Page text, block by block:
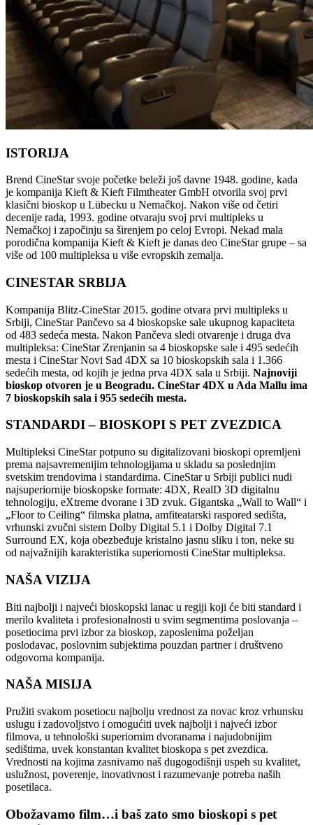
ISTORIJA
Brend CineStar svoje početke beleži još davne 1948. godine, kada
je kompanija Kieft & Kieft Filmtheater GmbH otvorila svoj prvi
klasični bioskop u Lübecku u Nemačkoj. Nakon više od četiri
decenije rada, 1993. godine otvaraju svoj prvi multipleks u
Nemačkoj i započinju sa širenjem po celoj Evropi. Nekad mala
porodična kompanija Kieft & Kieft je danas deo CineStar grupe – sa
više od 100 multipleksa u više evropskih zemalja.
CINESTAR SRBIJA
Kompanija Blitz-CineStar 2015. godine otvara prvi multipleks u
Srbiji, CineStar Pančevo sa 4 bioskopske sale ukupnog kapaciteta
od 483 sedeća mesta. Nakon Pančeva sledi otvarenje i druga dva
multipleksa: CineStar Zrenjanin sa 4 bioskopske sale i 495 sedećih
mesta i CineStar Novi Sad 4DX sa 10 bioskopskih sala i 1.366
sedećih mesta, od kojih je jedna prva 4DX sala u Srbiji. Najnoviji
bioskop otvoren je u Beogradu. CineStar 4DX u Ada Mallu ima
7 bioskopskih sala i 955 sedećih mesta.
STANDARDI – BIOSKOPI S PET ZVEZDICA
Multipleksi CineStar potpuno su digitalizovani bioskopi opremljeni
prema najsavremenijim tehnologijama u skladu sa poslednjim
svetskim trendovima i standardima. CineStar u Srbiji publici nudi
najsuperiornije bioskopske formate: 4DX, RealD 3D digitalnu
tehnologiju, eXtreme dvorane i 3D zvuk. Gigantska „Wall to Wall“ i
„Floor to Ceiling“ filmska platna, amfiteatarski raspored sedišta,
vrhunski zvučni sistem Dolby Digital 5.1 i Dolby Digital 7.1
Surround EX, koja obezbeđuje kristalno jasnu sliku i ton, neke su
od najvažnijih karakteristika superiornosti CineStar multipleksa.
NAŠA VIZIJA
Biti najbolji i najveći bioskopski lanac u regiji koji će biti standard i
merilo kvaliteta i profesionalnosti u svim segmentima poslovanja –
posetiocima prvi izbor za bioskop, zaposlenima poželjan
poslodavac, poslovnim subjektima pouzdan partner i društveno
odgovorna kompanija.
NAŠA MISIJA
Pružiti svakom posetiocu najbolju vrednost za novac kroz vrhunsku
uslugu i zadovoljstvo i omogućiti uvek najbolji i najveći izbor
filmova, u tehnološki superiornim dvoranama i najudobnijim
sedištima, uvek konstantan kvalitet bioskopa s pet zvezdica.
Vrednosti na kojima zasnivamo naš dugogodišnji uspeh su kvalitet,
uslužnost, poverenje, inovativnost i razumevanje potreba naših
posetilaca.
Obožavamo film…i baš zato smo bioskopi s pet